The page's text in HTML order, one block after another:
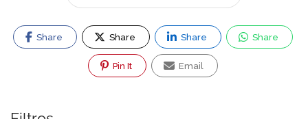
Share Share Share Share
Pin It Email